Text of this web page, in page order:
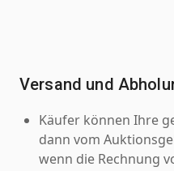
Versand und
Käufer können Ihre
dann vom
wenn die Rechnung